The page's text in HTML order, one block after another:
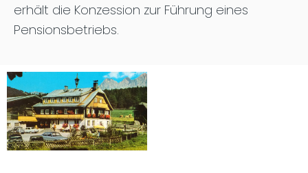
erhält die Konzession zur Führung eines
Pensionsbetriebs.